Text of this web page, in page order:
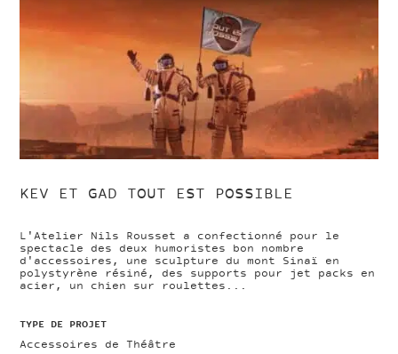
KEV ET GAD TOUT EST POSSIBLE
L'Atelier Nils Rousset a confectionné pour le
spectacle des deux humoristes bon nombre
d'accessoires, une sculpture du mont Sinaï en
polystyrène résiné, des supports pour jet packs en
acier, un chien sur roulettes...
TYPE DE PROJET
Accessoires de Théâtre